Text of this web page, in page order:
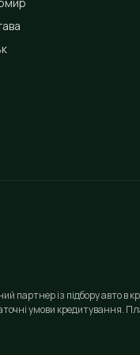
партнер із підбору авто в
умови кредитування.